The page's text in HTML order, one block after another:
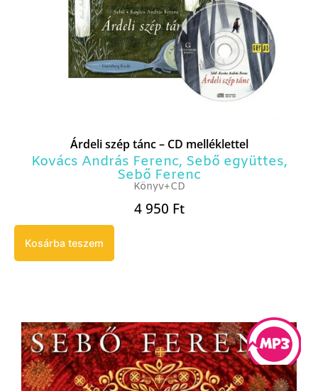
Árdeli szép tánc – CD melléklettel
Kovács András Ferenc, Sebő együttes,
Sebő Ferenc
Könyv+CD
4 950 Ft
Kosárba teszem